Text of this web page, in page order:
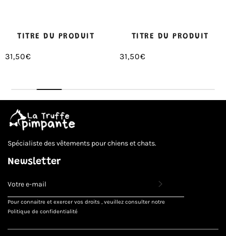
TITRE DU PRODUIT
31,50€
/
TITRE DU PRODUIT
31,50€
/
Spécialiste des vêtements pour chiens et chats.
Newsletter
VOUS
POUR
RECEVOIR
LES
DERNIÈRES
Pour connaitre et exercer vos droits , veuillez consulter notre
Politique de confidentialité